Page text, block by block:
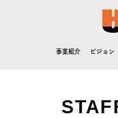
事業紹介 ビジョン